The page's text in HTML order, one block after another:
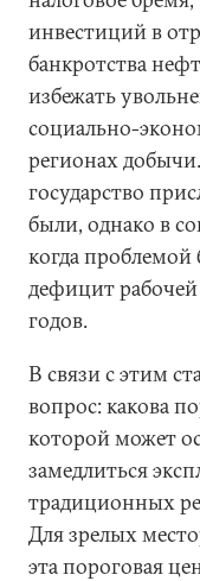
инвестиций в
банкротства
избежать
социально-
регионах
государство
были, однако в
когда проблемой
дефицит
годов.
В связи с этим
вопрос: какова
которой может
замедлиться
традиционных
Для зрелых
эта пороговая